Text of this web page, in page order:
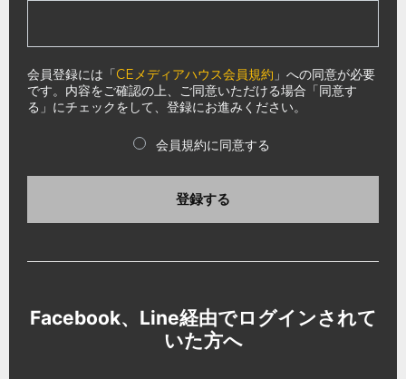
会員登録には「CEメディアハウス会員規約 」への同意が必要
です。内容をご確認の上、ご同意いただける場合「同意す
る」にチェックをして、登録にお進みください。
会員規約に同意する
登録する
Facebook、Line経由でログインされて
いた方へ